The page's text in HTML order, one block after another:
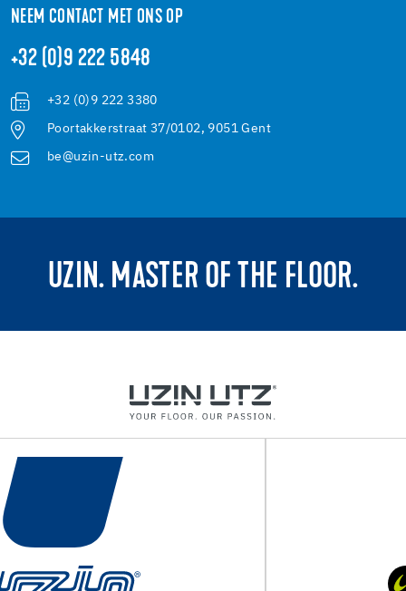
NEEM CONTACT MET ONS OP
+32 (0)9 222 5848
+32 (0)9 222 3380
Poortakkerstraat 37/0102, 9051 Gent
be@uzin-utz.com
UZIN. MASTER OF THE FLOOR.